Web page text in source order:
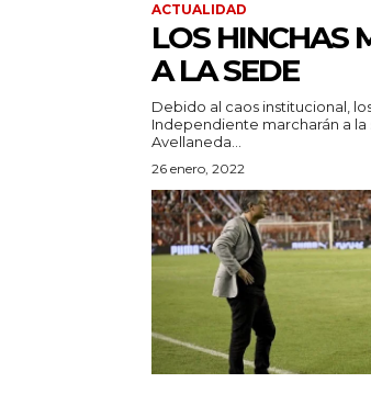
ACTUALIDAD
LOS HINCHAS
A LA SEDE
Debido al caos institucional,
Independiente marcharán a la
Avellaneda...
26 enero, 2022